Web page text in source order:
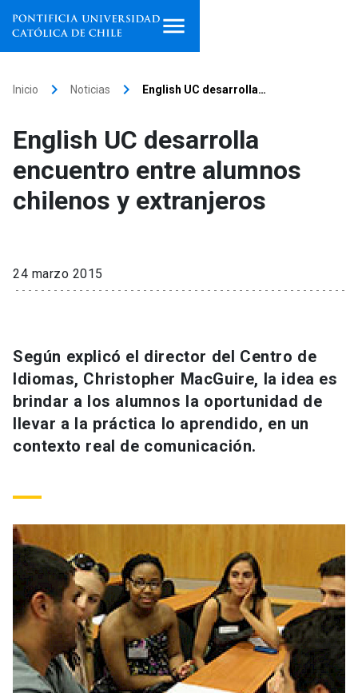
Facultades, escuelas e
institutos
Investigación
Extensión
Universidad
Información para keyboard_arrow_down
Futuros estudiantes
Académicos
Personal
Alumni launch
Padres y familia
Vecinos launch
Go to english site launch
Mi Cuenta UC
Correo UC launch
Mi Portal UC launch
Medios Biblioteca launch
Inicio keyboard_arrow_right Noticias keyboard_arrow_right English UC desarrolla…
English UC desarrolla
encuentro entre alumnos
chilenos y extranjeros
24 marzo 2015
Según explicó el director del Centro de
Idiomas, Christopher MacGuire, la idea es
brindar a los alumnos la oportunidad de
llevar a la práctica lo aprendido, en un
contexto real de comunicación.